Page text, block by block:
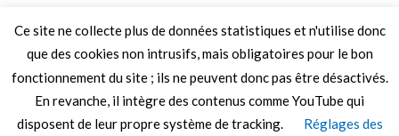
Ce site ne collecte plus de données statistiques et n'utilise donc
que des cookies non intrusifs, mais obligatoires pour le bon
fonctionnement du site ; ils ne peuvent donc pas être désactivés.
En revanche, il intègre des contenus comme YouTube qui
disposent de leur propre système de tracking.
Réglages des